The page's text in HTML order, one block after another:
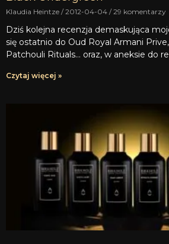
Klaudia Heintze 2012-04-04 29 komentarzy
Dziś kolejna recenzja demaskująca
się ostatnio do Oud Royal Armani
Patchouli Rituals… oraz, w aneksie do
Czytaj więcej »